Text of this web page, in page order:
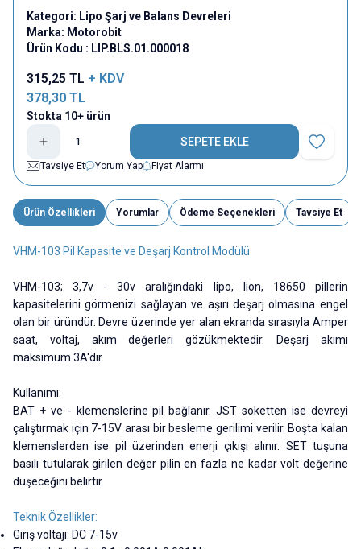
Kategori: Lipo Şarj ve Balans Devreleri
Marka: Motorobit
Ürün Kodu : LIP.BLS.01.000018
315,25 TL + KDV
378,30 TL
Stokta 10+ ürün
SEPETE EKLE
Favoriye
Tavsiye Et
Yorum Yap Fiyat Alarmı
Ürün Özellikleri Yorumlar Ödeme Seçenekleri Tavsiye Et
VHM-103 Pil Kapasite ve Deşarj Kontrol Modülü
VHM-103; 3,7v - 30v aralığındaki lipo, lion, 18650 pillerin
kapasitelerini görmenizi sağlayan ve aşırı deşarj olmasına engel
olan bir üründür. Devre üzerinde yer alan ekranda sırasıyla Amper
saat, voltaj, akım değerleri gözükmektedir. Deşarj akımı
maksimum 3A'dır.
Kullanımı:
BAT + ve - klemenslerine pil bağlanır. JST soketten ise devreyi
çalıştırmak için 7-15V arası bir besleme gerilimi verilir. Boşta kalan
klemenslerden ise pil üzerinden enerji çıkışı alınır. SET tuşuna
basılı tutularak girilen değer pilin en fazla ne kadar volt değerine
düşeceğini belirtir.
Teknik Özellikler:
Giriş voltajı: DC 7-15v